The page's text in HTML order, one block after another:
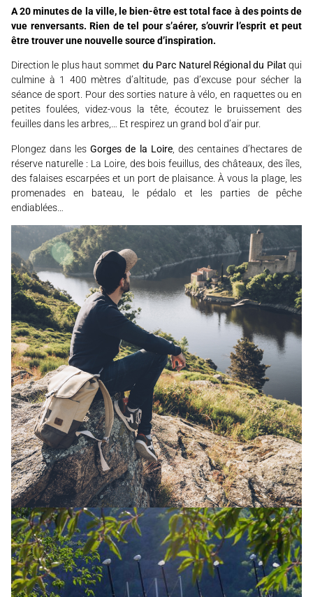
A 20 minutes de la ville, le bien-être est total face à des points de
vue renversants. Rien de tel pour s’aérer, s’ouvrir l’esprit et peut
être trouver une nouvelle source d’inspiration.
Direction le plus haut sommet du Parc Naturel Régional du Pilatqui
culmine à 1 400 mètres d’altitude, pas d’excuse pour sécher la
séance de sport. Pour des sorties nature à vélo, en raquettes ou en
petites foulées, videz-vous la tête, écoutez le bruissement des
feuilles dans les arbres,… Et respirez un grand bol d’air pur.
Plongez dans lesGorges de la Loire, des centaines d’hectares de
réserve naturelle : La Loire, des bois feuillus, des châteaux, des îles,
des falaises escarpées et un port de plaisance. À vous la plage, les
promenades en bateau, le pédalo et les parties de pêche
endiablées…